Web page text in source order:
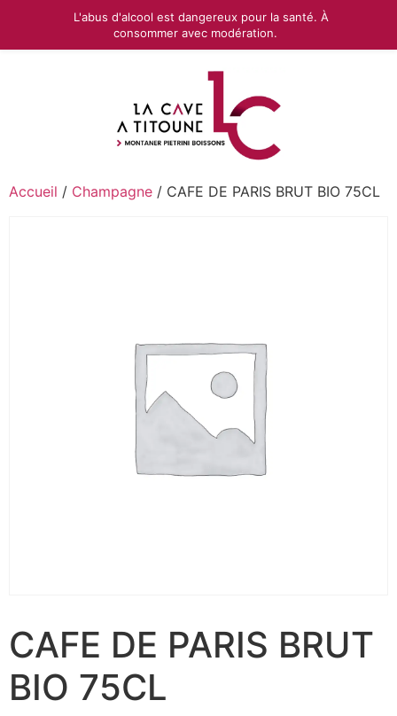
Accueil / Champagne / CAFE DE PARIS BRUT BIO 75CL
CAFE DE PARIS BRUT
BIO 75CL
L'abus d'alcool est dangereux pour la santé. À
consommer avec modération.